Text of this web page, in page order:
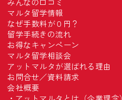
マルタ留学情報
なぜ手数料が０円？
留学手続きの流れ
お得なキャンペーン
マルタ留学相談会
アットマルタが選ばれる理由
お問合せ／資料請求
会社概要